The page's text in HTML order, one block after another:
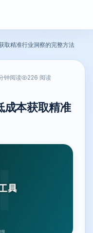
取精准行业洞察的完整方法
钟阅读
226 阅读
成本获取精准